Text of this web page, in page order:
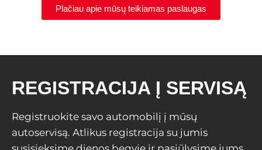
Plačiau apie mūsų teikiamas paslaugas
REGISTRACIJA Į SERVISĄ
Registruokite savo automobilį į mūsų
autoservisą. Atlikus registracija su jumis